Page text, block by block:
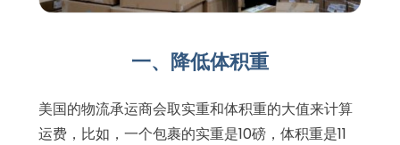
一、降低体积重
美国的物流承运商会取实重和体积重的大值来计算
运费，比如，一个包裹的实重是10磅，体积重是11